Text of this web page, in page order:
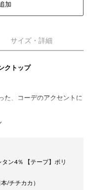
加
サイズ・詳細
クトップ
た、コーデのアクセントに
のラインを拾いにくいのも
、さりげないポイント使い
タン4％ 【テープ】ポリ
/チチカカ）